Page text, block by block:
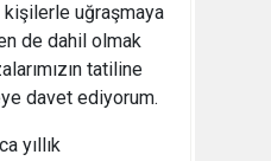
kişilerle uğraşmaya
de dahil olmak
tatiline
davet ediyorum.
yıllık